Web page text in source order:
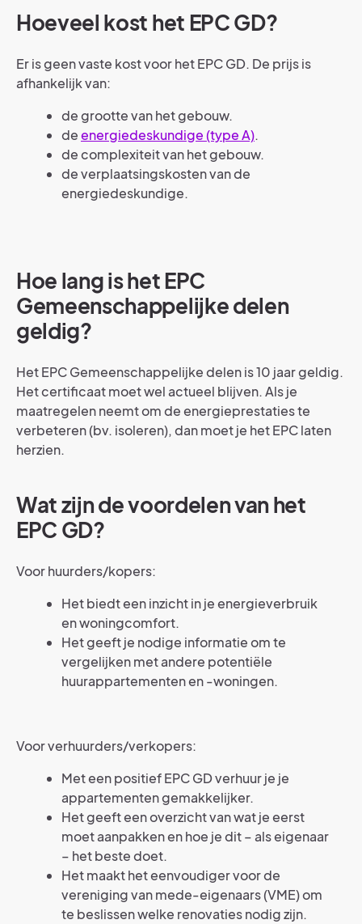
Hoeveel kost het EPC GD?
Er is geen vaste kost voor het EPC GD. De prijs is
afhankelijk van:
de grootte van het gebouw.
deenergiedeskundige (type A).
de complexiteit van het gebouw.
de verplaatsingskosten van de
energiedeskundige.
Hoe lang is het EPC
Gemeenschappelijke delen
geldig?
Het EPC Gemeenschappelijke delen is 10 jaar geldig.
Het certificaat moet wel actueel blijven. Als je
maatregelen neemt om de energieprestaties te
verbeteren (bv. isoleren), dan moet je het EPC laten
herzien.
Wat zijn de voordelen van het
EPC GD?
Voor huurders/kopers:
Het biedt een inzicht in je energieverbruik
en woningcomfort.
Het geeft je nodige informatie om te
vergelijken met andere potentiële
huurappartementen en -woningen.
Voor verhuurders/verkopers:
Met een positief EPC GD verhuur je je
appartementen gemakkelijker.
Het geeft een overzicht van wat je eerst
moet aanpakken en hoe je dit – als eigenaar
– het beste doet.
Het maakt het eenvoudiger voor de
vereniging van mede-eigenaars (VME) om
te beslissen welke renovaties nodig zijn.